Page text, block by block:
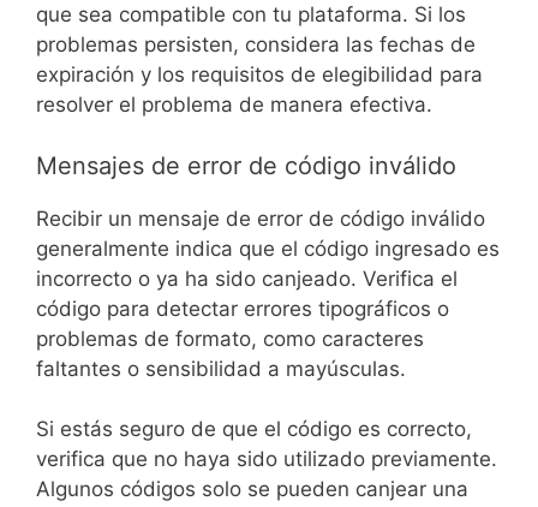
que sea compatible con tu plataforma. Si los
problemas persisten, considera las fechas de
expiración y los requisitos de elegibilidad para
resolver el problema de manera efectiva.
Mensajes de error de código inválido
Recibir un mensaje de error de código inválido
generalmente indica que el código ingresado es
incorrecto o ya ha sido canjeado. Verifica el
código para detectar errores tipográficos o
problemas de formato, como caracteres
faltantes o sensibilidad a mayúsculas.
Si estás seguro de que el código es correcto,
verifica que no haya sido utilizado previamente.
Algunos códigos solo se pueden canjear una